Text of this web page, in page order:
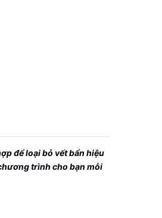
để loại bỏ vết bẩn hiệu
trình cho bạn mỗi